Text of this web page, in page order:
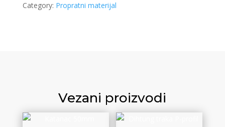
Category: Propratni materijal
Vezani proizvodi